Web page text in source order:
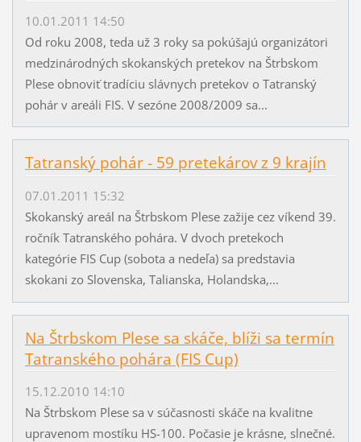
10.01.2011 14:50
Od roku 2008, teda už 3 roky sa pokúšajú organizátori
medzinárodných skokanských pretekov na Štrbskom
Plese obnoviť tradíciu slávnych pretekov o Tatranský
pohár v areáli FIS. V sezóne 2008/2009 sa...
Tatranský pohár - 59 pretekárov z 9 krajín
07.01.2011 15:32
Skokanský areál na Štrbskom Plese zažije cez víkend 39.
ročník Tatranského pohára. V dvoch pretekoch
kategórie FIS Cup (sobota a nedeľa) sa predstavia
skokani zo Slovenska, Talianska, Holandska,...
Na Štrbskom Plese sa skáče, blíži sa termín
Tatranského pohára (FIS Cup)
15.12.2010 14:10
Na Štrbskom Plese sa v súčasnosti skáče na kvalitne
upravenom mostíku HS-100. Počasie je krásne, slnečné.